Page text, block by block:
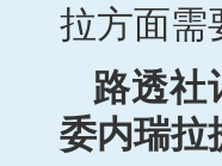
拉方面需
路透社
委内瑞拉